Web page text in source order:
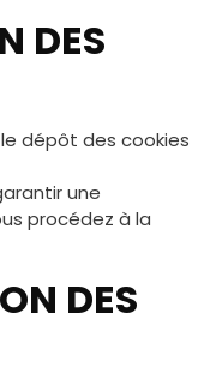
DES
dépôt des cookies
une
procédez à la
DES